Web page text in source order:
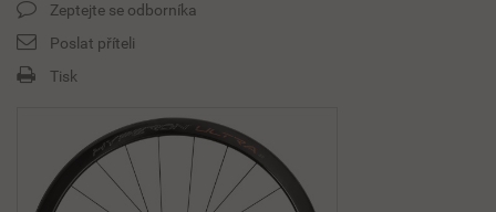
Zeptejte se odborníka
Poslat příteli
Tisk